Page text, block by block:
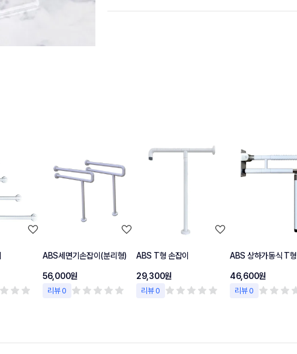
ABS세면기손잡이(분리형)
56,000원
리뷰 0
ABS T형 손잡이
29,300원
리뷰 0
ABS 상하가동식 T형
46,600원
리뷰 0